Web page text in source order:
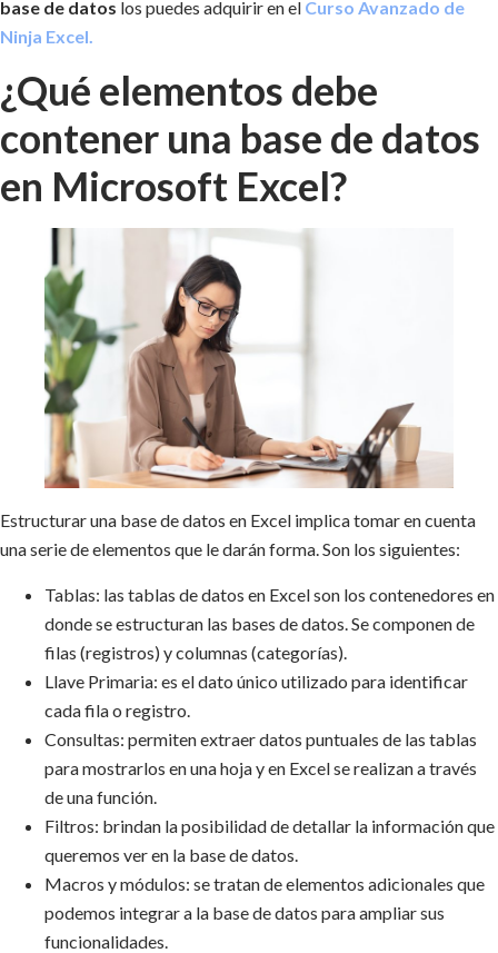
base de datos los puedes adquirir en el Curso Avanzado de
Ninja Excel.
¿Qué elementos debe
contener una base de datos
en Microsoft Excel?
Estructurar una base de datos en Excel implica tomar en cuenta
una serie de elementos que le darán forma. Son los siguientes:
Tablas: las tablas de datos en Excel son los contenedores en
donde se estructuran las bases de datos. Se componen de
filas (registros) y columnas (categorías).
Llave Primaria: es el dato único utilizado para identificar
cada fila o registro.
Consultas: permiten extraer datos puntuales de las tablas
para mostrarlos en una hoja y en Excel se realizan a través
de una función.
Filtros: brindan la posibilidad de detallar la información que
queremos ver en la base de datos.
Macros y módulos: se tratan de elementos adicionales que
podemos integrar a la base de datos para ampliar sus
funcionalidades.